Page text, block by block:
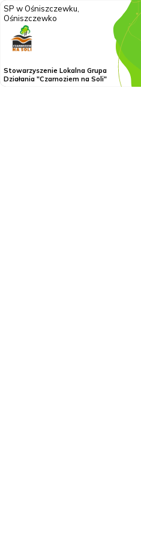
SP w Ośniszczewku,
Ośniszczewko
Stowarzyszenie Lokalna Grupa
Działania "Czarnoziem na Soli"